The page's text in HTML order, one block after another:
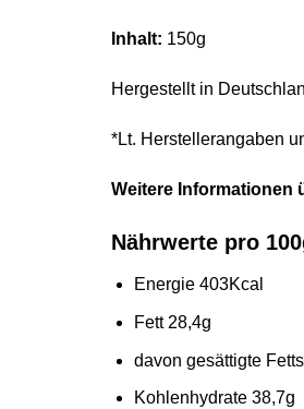
Inhalt: 150g
Hergestellt in
*Lt. Herstellerangaben
Weitere Informationen
Nährwerte pro
Energie 403Kcal
Fett 28,4g
davon gesättigte
Kohlenhydrate 38,7g